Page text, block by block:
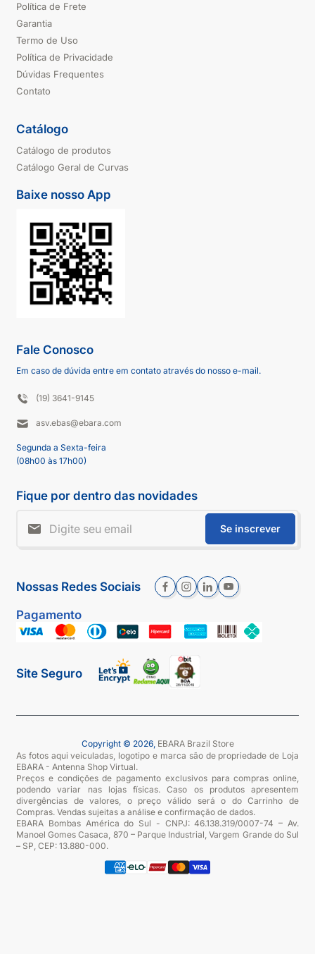
Política de Frete
Garantia
Termo de Uso
Política de Privacidade
Dúvidas Frequentes
Contato
Catálogo
Catálogo de produtos
Catálogo Geral de Curvas
Baixe nosso App
Fale Conosco
Em caso de dúvida entre em contato através do nosso e-mail.
(19) 3641-9145
asv.ebas@ebara.com
Segunda a Sexta-feira
(08h00 às 17h00)
Fique por dentro das novidades
Se inscrever
Nossas Redes Sociais
Pagamento
Site Seguro
Copyright © 2026, EBARA Brazil Store
As fotos aqui veiculadas, logotipo e marca são de propriedade de Loja
EBARA - Antenna Shop Virtual.
Preços e condições de pagamento exclusivos para compras online,
podendo variar nas lojas físicas. Caso os produtos apresentem
divergências de valores, o preço válido será o do Carrinho de
Compras. Vendas sujeitas a análise e confirmação de dados.
EBARA Bombas América do Sul - CNPJ: 46.138.319/0007-74 – Av.
Manoel Gomes Casaca, 870 – Parque Industrial, Vargem Grande do Sul
– SP, CEP: 13.880-000.